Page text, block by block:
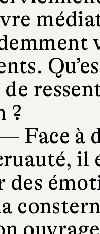
?
— Face à
il
des